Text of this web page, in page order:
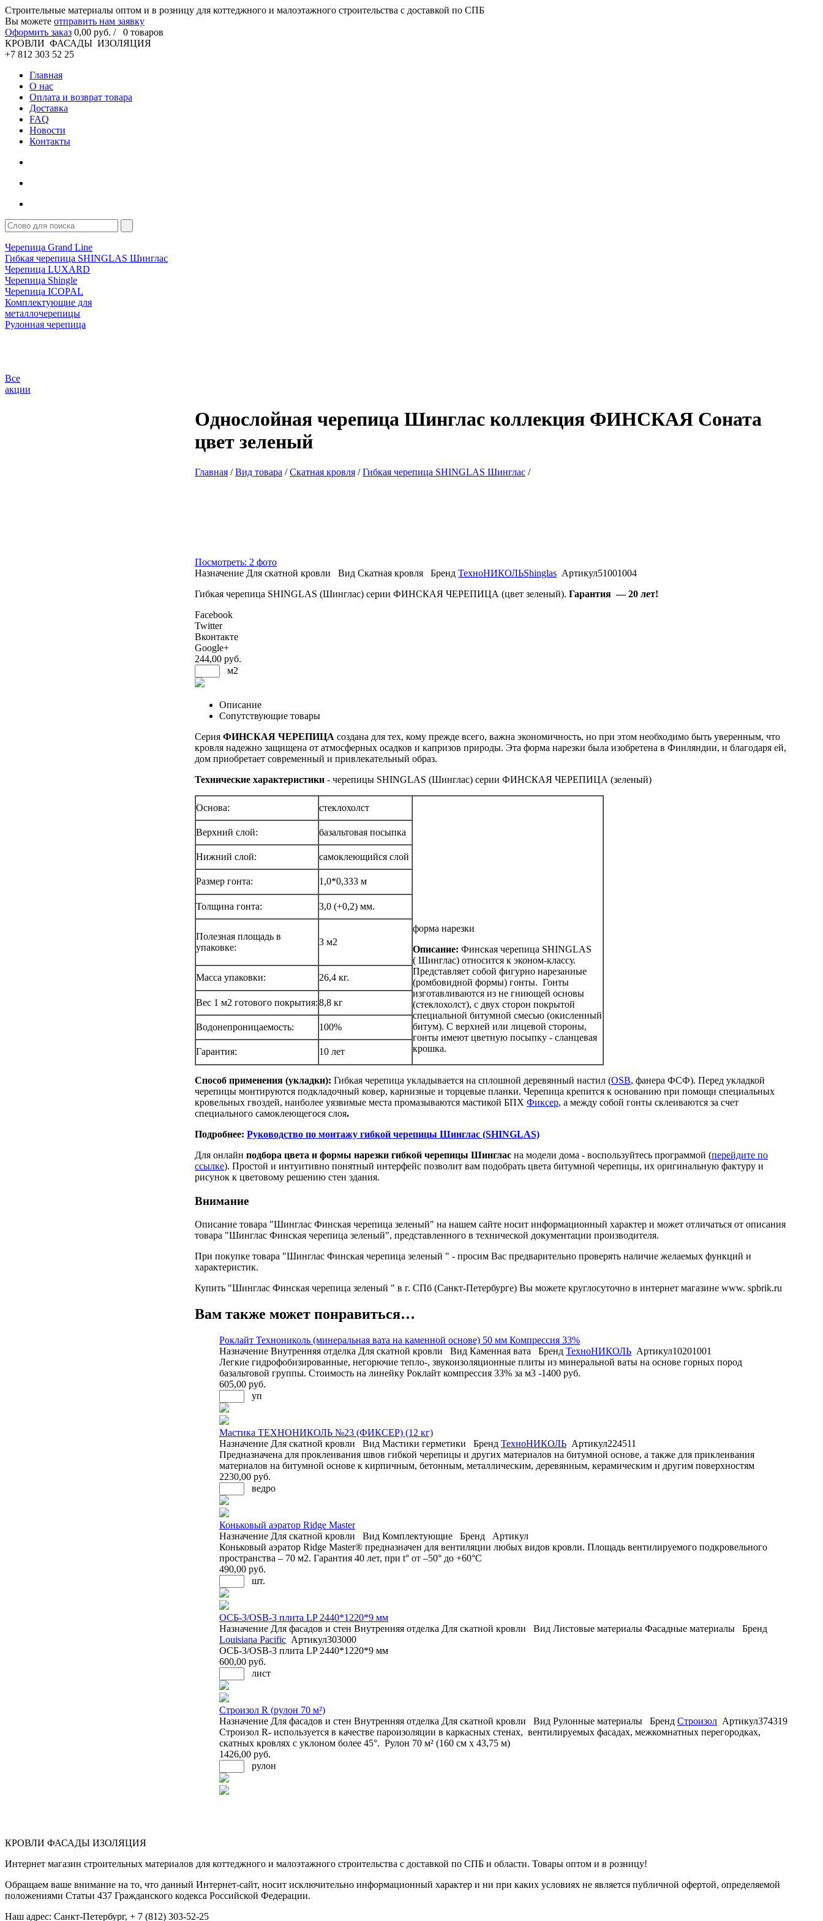
Cтроительные материалы оптом и в розницу для коттеджного и малоэтажного строительства с доставкой по СПБ
Вы можете отправить нам заявку
Оформить заказ 0,00 руб. / 0 товаров
КРОВЛИ ФАСАДЫ ИЗОЛЯЦИЯ
+7 812 303 52 25
Главная
О нас
Оплата и возврат товара
Доставка
FAQ
Новости
Контакты
Черепица Grand Line
Гибкая черепица SHINGLAS Шинглас
Черепица LUXARD
Черепица Shingle
Черепица ICOPAL
Комплектующие для
металлочерепицы
Рулонная черепица
Все
акции
Однослойная черепица Шинглас коллекция ФИНСКАЯ Соната
цвет зеленый
Главная /Вид товара /Скатная кровля /Гибкая черепица SHINGLAS Шинглас /
Посмотреть: 2 фото
Назначение Для скатной кровли Вид Скатная кровля Бренд ТехноНИКОЛЬShinglas Артикул51001004
Гибкая черепица SHINGLAS (Шинглас) серии ФИНСКАЯ ЧЕРЕПИЦА (цвет зеленый). Гарантия — 20 лет!
Facebook
Twitter
Вконтакте
Google+
244,00 руб.
м2
Описание
Сопутствующие товары
Серия ФИНСКАЯ ЧЕРЕПИЦА создана для тех, кому прежде всего, важна экономичность, но при этом необходимо быть уверенным, что
кровля надежно защищена от атмосферных осадков и капризов природы. Эта форма нарезки была изобретена в Финляндии, и благодаря ей,
дом приобретает современный и привлекательный образ.
Технические характеристики - черепицы SHINGLAS (Шинглас) серии ФИНСКАЯ ЧЕРЕПИЦА (зеленый)
Основа: стеклохолст
форма нарезки
Описание: Финская черепица SHINGLAS
( Шинглас) относится к эконом-классу.
Представляет собой фигурно нарезанные
(ромбовидной формы) гонты. Гонты
изготавливаются из не гниющей основы
(стеклохолст), с двух сторон покрытой
специальной битумной смесью (окисленный
битум). С верхней или лицевой стороны,
гонты имеют цветную посыпку - сланцевая
крошка.
Верхний слой: базальтовая посыпка
Нижний слой: самоклеющийся слой
Размер гонта: 1,0*0,333 м
Толщина гонта: 3,0 (+0,2) мм.
Полезная площадь в
упаковке:
3 м2
Масса упаковки: 26,4 кг.
Вес 1 м2 готового покрытия:8,8 кг
Водонепроницаемость: 100%
Гарантия: 10 лет
Способ применения (укладки): Гибкая черепица укладывается на сплошной деревянный настил (OSB, фанера ФСФ). Перед укладкой
черепицы монтируются подкладочный ковер, карнизные и торцевые планки. Черепица крепится к основанию при помощи специальных
кровельных гвоздей, наиболее уязвимые места промазываются мастикой БПХ Фиксер, а между собой гонты склеиваются за счет
специального самоклеющегося слоя.
Подробнее: Руководство по монтажу гибкой черепицы Шинглас (SHINGLAS)
Для онлайн подбора цвета и формы нарезки гибкой черепицы Шинглас на модели дома - воспользуйтесь программой (перейдите по
ссылке). Простой и интуитивно понятный интерфейс позволит вам подобрать цвета битумной черепицы, их оригинальную фактуру и
рисунок к цветовому решению стен здания.
Внимание
Описание товара "Шинглас Финская черепица зеленый" на нашем сайте носит информационный характер и может отличаться от описания
товара "Шинглас Финская черепица зеленый", представленного в технической документации производителя.
При покупке товара "Шинглас Финская черепица зеленый " - просим Вас предварительно проверять наличие желаемых функций и
характеристик.
Купить "Шинглас Финская черепица зеленый " в г. СПб (Санкт-Петербурге) Вы можете круглосуточно в интернет магазине www. spbrik.ru
Вам также может понравиться…
Роклайт Технониколь (минеральная вата на каменной основе) 50 мм Компрессия 33%
Назначение Внутренняя отделка Для скатной кровли Вид Каменная вата Бренд ТехноНИКОЛЬ Артикул10201001
Легкие гидрофобизированные, негорючие тепло-, звукоизоляционные плиты из минеральной ваты на основе горных пород
базальтовой группы. Стоимость на линейку Роклайт компрессия 33% за м3 -1400 руб.
605,00 руб.
уп
Мастика ТЕХНОНИКОЛЬ №23 (ФИКСЕР) (12 кг)
Назначение Для скатной кровли Вид Мастики герметики Бренд ТехноНИКОЛЬ Артикул224511
Предназначена для проклеивания швов гибкой черепицы и других материалов на битумной основе, а также для приклеивания
материалов на битумной основе к кирпичным, бетонным, металлическим, деревянным, керамическим и другим поверхностям
2230,00 руб.
ведро
Коньковый аэратор Ridge Master
Назначение Для скатной кровли Вид Комплектующие Бренд
Артикул
Коньковый аэратор Ridge Master® предназначен для вентиляции любых видов кровли. Площадь вентилируемого подкровельного
пространства – 70 м2. Гарантия 40 лет, при t° от –50° до +60°С
490,00 руб.
шт.
ОСБ-3/OSB-3 плита LP 2440*1220*9 мм
Назначение Для фасадов и стен Внутренняя отделка Для скатной кровли Вид Листовые материалы Фасадные материалы
Бренд
Louisiana Pacific Артикул303000
ОСБ-3/OSB-3 плита LP 2440*1220*9 мм
600,00 руб.
лист
Строизол R (рулон 70 м²)
Назначение Для фасадов и стен Внутренняя отделка Для скатной кровли Вид Рулонные материалы Бренд Строизол Артикул374319
Строизол R- используется в качестве пароизоляции в каркасных стенах, вентилируемых фасадах, межкомнатных перегородках,
скатных кровлях с уклоном более 45°. Рулон 70 м² (160 см х 43,75 м)
1426,00 руб.
рулон
КРОВЛИ ФАСАДЫ ИЗОЛЯЦИЯ
Интернет магазин строительных материалов для коттеджного и малоэтажного строительства с доставкой по СПБ и области. Товары оптом и в розницу!
Обращаем ваше внимание на то, что данный Интернет-сайт, носит исключительно информационный характер и ни при каких условиях не является публичной офертой, определяемой
положениями Статьи 437 Гражданского кодекса Российской Федерации.
Наш адрес: Санкт-Петербург, + 7 (812) 303-52-25